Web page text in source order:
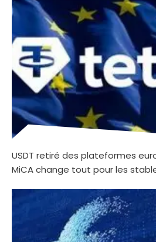
USDT retiré des plateformes
MiCA change tout pour les